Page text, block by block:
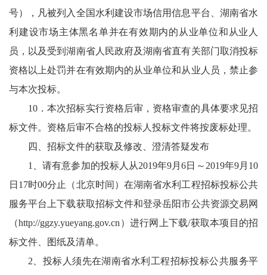
号），凡被列入全国水利建设市场信用信息平台、湖南省水
利建设市场主体黑名单并在有效期内的从业单位和从业人
员，以及受到湖南省人民政府及湖南省直有关部门取消投标
资格以上处罚并在有效期内的从业单位和从业人员，禁止参
与本次投标。
10．本次招标实行资格后审，资格审查的具体要求见招
标文件。资格后审不合格的投标人投标文件将按废标处理。
四、招标文件的获取及修改、澄清答疑发布
1、请有意参加的投标人从2019年9月6日～2019年9月10
日17时00分止（北京时间）在湖南省水利工程招标投标公共
服务平台上下载获取招标文件和登录岳阳市公共资源交易网
（http://ggzy.yueyang.gov.cn ）进行网上下载/获取本项目的招
标文件、图纸及清单。
2、投标人须先在湖南省水利工程招标投标公共服务平